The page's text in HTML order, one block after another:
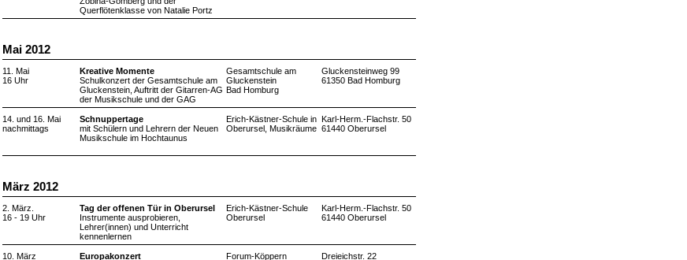
Querflötenklasse von Natalie Portz
Mai 2012
11. Mai
16 Uhr
Kreative Momente
Schulkonzert der Gesamtschule am
Gluckenstein, Auftritt der Gitarren-AG
der Musikschule und der GAG
Gesamtschule am
Gluckenstein
Bad Homburg
Gluckensteinweg 99
61350 Bad Homburg
14. und 16. Mai
nachmittags
Schnuppertage
mit Schülern und Lehrern der Neuen
Musikschule im Hochtaunus
Erich-Kästner-Schule in
Oberursel, Musikräume
Karl-Herm.-Flachstr. 50
61440 Oberursel
März 2012
2. März.
16 - 19 Uhr
Tag der offenen Tür in Oberursel
Instrumente ausprobieren,
Lehrer(innen) und Unterricht
kennenlernen
Erich-Kästner-Schule
Oberursel
Karl-Herm.-Flachstr. 50
61440 Oberursel
10. März
Europakonzert
Forum-Köppern
Dreieichstr. 22